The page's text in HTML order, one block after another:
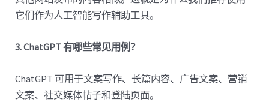
它们作为人工智能写作辅助工具。
3. ChatGPT 有哪些常见用例？
ChatGPT 可用于文案写作、长篇内容、广告文案、营销
文案、社交媒体帖子和登陆页面。